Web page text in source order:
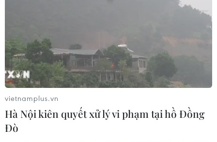
vietnamplus.vn
Hà Nội kiên quyết xử lý vi phạm tại hồ Đồng
Đò